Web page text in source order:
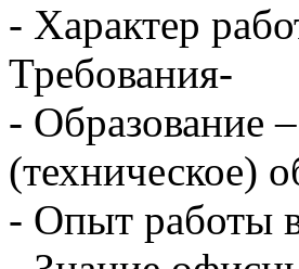
- Характер
Требования-
- Образование
(техническое)
- Опыт работы